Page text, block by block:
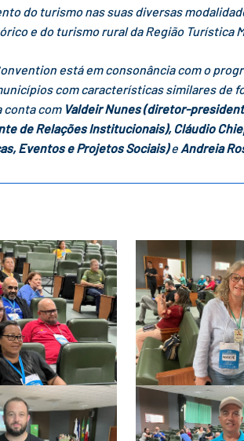
do turismo nas suas diversas
e do turismo rural da Região Turística
está em consonância com o
com características similares de
conta com Valdeir Nunes (diretor-
de Relações Institucionais), Cláudio
Eventos e Projetos Sociais)e Andreia